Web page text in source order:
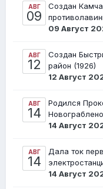
АВГ
09
Создан
09 Август
АВГ
12
Создан
район (1926)
12 Август
АВГ
14
Родился
14 Август
АВГ
14
Дала ток
14 Август